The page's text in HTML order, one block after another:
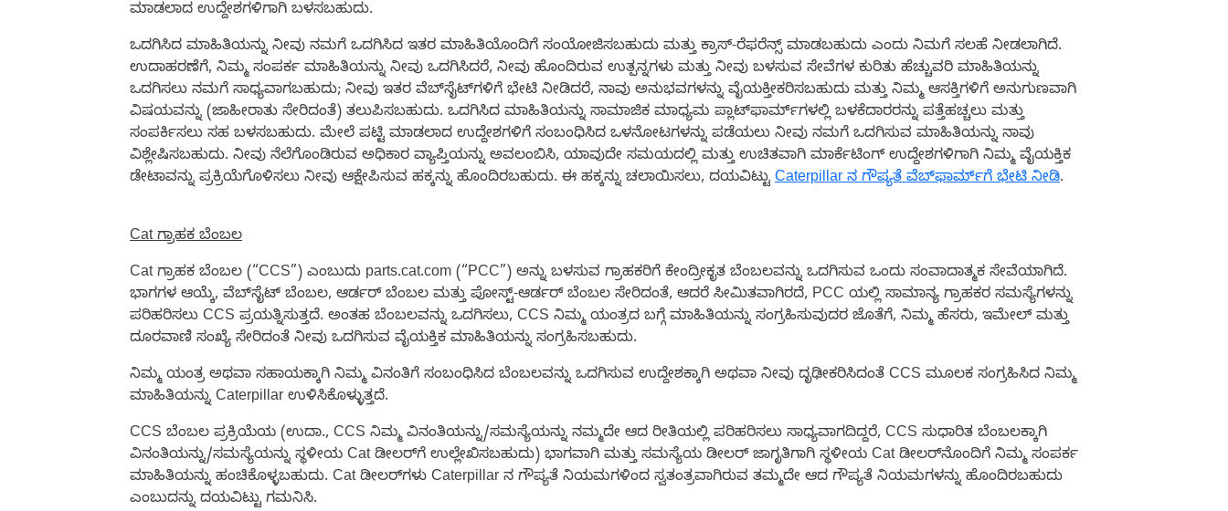
ಮಾಡಲಾದ ಉದ್ದೇಶಗಳಿಗಾಗಿ ಬಳಸಬಹುದು.
ಒದಗಿಸಿದ ಮಾಹಿತಿಯನ್ನು ನೀವು ನಮಗೆ ಒದಗಿಸಿದ ಇತರ ಮಾಹಿತಿಯೊಂದಿಗೆ ಸಂಯೋಜಿಸಬಹುದು ಮತ್ತು ಕ್ರಾಸ್-ರೆಫರೆನ್ಸ್ ಮಾಡಬಹುದು ಎಂದು ನಿಮಗೆ ಸಲಹೆ ನೀಡಲಾಗಿದೆ.
ಉದಾಹರಣೆಗೆ, ನಿಮ್ಮ ಸಂಪರ್ಕ ಮಾಹಿತಿಯನ್ನು ನೀವು ಒದಗಿಸಿದರೆ, ನೀವು ಹೊಂದಿರುವ ಉತ್ಪನ್ನಗಳು ಮತ್ತು ನೀವು ಬಳಸುವ ಸೇವೆಗಳ ಕುರಿತು ಹೆಚ್ಚುವರಿ ಮಾಹಿತಿಯನ್ನು
ಒದಗಿಸಲು ನಮಗೆ ಸಾಧ್ಯವಾಗಬಹುದು; ನೀವು ಇತರ ವೆಬ್‌ಸೈಟ್‌ಗಳಿಗೆ ಭೇಟಿ ನೀಡಿದರೆ, ನಾವು ಅನುಭವಗಳನ್ನು ವೈಯಕ್ತೀಕರಿಸಬಹುದು ಮತ್ತು ನಿಮ್ಮ ಆಸಕ್ತಿಗಳಿಗೆ ಅನುಗುಣವಾಗಿ
ವಿಷಯವನ್ನು (ಜಾಹೀರಾತು ಸೇರಿದಂತೆ) ತಲುಪಿಸಬಹುದು. ಒದಗಿಸಿದ ಮಾಹಿತಿಯನ್ನು ಸಾಮಾಜಿಕ ಮಾಧ್ಯಮ ಪ್ಲಾಟ್‌ಫಾರ್ಮ್‌ಗಳಲ್ಲಿ ಬಳಕೆದಾರರನ್ನು ಪತ್ತೆಹಚ್ಚಲು ಮತ್ತು
ಸಂಪರ್ಕಿಸಲು ಸಹ ಬಳಸಬಹುದು. ಮೇಲೆ ಪಟ್ಟಿ ಮಾಡಲಾದ ಉದ್ದೇಶಗಳಿಗೆ ಸಂಬಂಧಿಸಿದ ಒಳನೋಟಗಳನ್ನು ಪಡೆಯಲು ನೀವು ನಮಗೆ ಒದಗಿಸುವ ಮಾಹಿತಿಯನ್ನು ನಾವು
ವಿಶ್ಲೇಷಿಸಬಹುದು. ನೀವು ನೆಲೆಗೊಂಡಿರುವ ಅಧಿಕಾರ ವ್ಯಾಪ್ತಿಯನ್ನು ಅವಲಂಬಿಸಿ, ಯಾವುದೇ ಸಮಯದಲ್ಲಿ ಮತ್ತು ಉಚಿತವಾಗಿ ಮಾರ್ಕೆಟಿಂಗ್ ಉದ್ದೇಶಗಳಿಗಾಗಿ ನಿಮ್ಮ ವೈಯಕ್ತಿಕ
ಡೇಟಾವನ್ನು ಪ್ರಕ್ರಿಯೆಗೊಳಿಸಲು ನೀವು ಆಕ್ಷೇಪಿಸುವ ಹಕ್ಕನ್ನು ಹೊಂದಿರಬಹುದು. ಈ ಹಕ್ಕನ್ನು ಚಲಾಯಿಸಲು, ದಯವಿಟ್ಟು Caterpillar ನ ಗೌಪ್ಯತೆ ವೆಬ್‌ಫಾರ್ಮ್‌ಗೆ ಭೇಟಿ ನೀಡಿ.
Cat ಗ್ರಾಹಕ ಬೆಂಬಲ
Cat ಗ್ರಾಹಕ ಬೆಂಬಲ (“CCS”) ಎಂಬುದು parts.cat.com (“PCC”) ಅನ್ನು ಬಳಸುವ ಗ್ರಾಹಕರಿಗೆ ಕೇಂದ್ರೀಕೃತ ಬೆಂಬಲವನ್ನು ಒದಗಿಸುವ ಒಂದು ಸಂವಾದಾತ್ಮಕ ಸೇವೆಯಾಗಿದೆ.
ಭಾಗಗಳ ಆಯ್ಕೆ, ವೆಬ್‌ಸೈಟ್ ಬೆಂಬಲ, ಆರ್ಡರ್ ಬೆಂಬಲ ಮತ್ತು ಪೋಸ್ಟ್-ಆರ್ಡರ್ ಬೆಂಬಲ ಸೇರಿದಂತೆ, ಆದರೆ ಸೀಮಿತವಾಗಿರದೆ, PCC ಯಲ್ಲಿ ಸಾಮಾನ್ಯ ಗ್ರಾಹಕರ ಸಮಸ್ಯೆಗಳನ್ನು
ಪರಿಹರಿಸಲು CCS ಪ್ರಯತ್ನಿಸುತ್ತದೆ. ಅಂತಹ ಬೆಂಬಲವನ್ನು ಒದಗಿಸಲು, CCS ನಿಮ್ಮ ಯಂತ್ರದ ಬಗ್ಗೆ ಮಾಹಿತಿಯನ್ನು ಸಂಗ್ರಹಿಸುವುದರ ಜೊತೆಗೆ, ನಿಮ್ಮ ಹೆಸರು, ಇಮೇಲ್ ಮತ್ತು
ದೂರವಾಣಿ ಸಂಖ್ಯೆ ಸೇರಿದಂತೆ ನೀವು ಒದಗಿಸುವ ವೈಯಕ್ತಿಕ ಮಾಹಿತಿಯನ್ನು ಸಂಗ್ರಹಿಸಬಹುದು.
ನಿಮ್ಮ ಯಂತ್ರ ಅಥವಾ ಸಹಾಯಕ್ಕಾಗಿ ನಿಮ್ಮ ವಿನಂತಿಗೆ ಸಂಬಂಧಿಸಿದ ಬೆಂಬಲವನ್ನು ಒದಗಿಸುವ ಉದ್ದೇಶಕ್ಕಾಗಿ ಅಥವಾ ನೀವು ದೃಢೀಕರಿಸಿದಂತೆ CCS ಮೂಲಕ ಸಂಗ್ರಹಿಸಿದ ನಿಮ್ಮ
ಮಾಹಿತಿಯನ್ನು Caterpillar ಉಳಿಸಿಕೊಳ್ಳುತ್ತದೆ.
CCS ಬೆಂಬಲ ಪ್ರಕ್ರಿಯೆಯ (ಉದಾ., CCS ನಿಮ್ಮ ವಿನಂತಿಯನ್ನು/ಸಮಸ್ಯೆಯನ್ನು ನಮ್ಮದೇ ಆದ ರೀತಿಯಲ್ಲಿ ಪರಿಹರಿಸಲು ಸಾಧ್ಯವಾಗದಿದ್ದರೆ, CCS ಸುಧಾರಿತ ಬೆಂಬಲಕ್ಕಾಗಿ
ವಿನಂತಿಯನ್ನು/ಸಮಸ್ಯೆಯನ್ನು ಸ್ಥಳೀಯ Cat ಡೀಲರ್‌ಗೆ ಉಲ್ಲೇಖಿಸಬಹುದು) ಭಾಗವಾಗಿ ಮತ್ತು ಸಮಸ್ಯೆಯ ಡೀಲರ್ ಜಾಗೃತಿಗಾಗಿ ಸ್ಥಳೀಯ Cat ಡೀಲರ್‌ನೊಂದಿಗೆ ನಿಮ್ಮ ಸಂಪರ್ಕ
ಮಾಹಿತಿಯನ್ನು ಹಂಚಿಕೊಳ್ಳಬಹುದು. Cat ಡೀಲರ್‌ಗಳು Caterpillar ನ ಗೌಪ್ಯತೆ ನಿಯಮಗಳಿಂದ ಸ್ವತಂತ್ರವಾಗಿರುವ ತಮ್ಮದೇ ಆದ ಗೌಪ್ಯತೆ ನಿಯಮಗಳನ್ನು ಹೊಂದಿರಬಹುದು
ಎಂಬುದನ್ನು ದಯವಿಟ್ಟು ಗಮನಿಸಿ.